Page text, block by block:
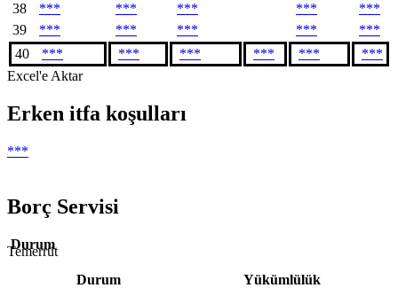
38
*** *** *** ***
***
39
*** *** *** ***
***
40
*** *** *** *** ***
***
Excel'e Aktar
Erken itfa koşulları
***
Borç Servisi
Durum
Temerrüt
Durum
Yükümlülük